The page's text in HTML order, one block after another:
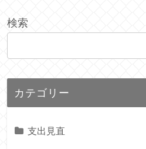
検索
カテゴリー
支出見直